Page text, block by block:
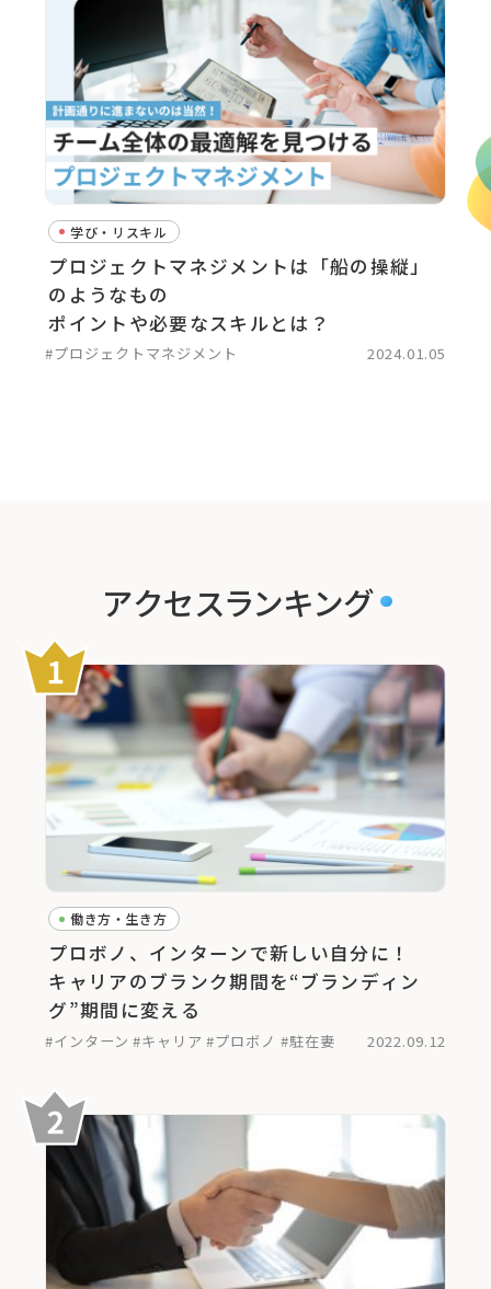
学び・リスキル
プロジェクトマネジメントは「船の操縦」
のようなもの
ポイントや必要なスキルとは？
#プロジェクトマネジメント 2024.01.05
アクセスランキング
働き方・生き方
プロボノ、インターンで新しい自分に！
キャリアのブランク期間を“ブランディン
グ”期間に変える
#インターン #キャリア #プロボノ #駐在妻 2022.09.12